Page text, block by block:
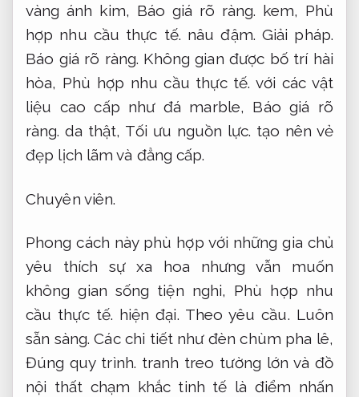
vàng ánh kim, Báo giá rõ ràng. kem, Phù
hợp nhu cầu thực tế. nâu đậm. Giải pháp.
Báo giá rõ ràng. Không gian được bố trí hài
hòa, Phù hợp nhu cầu thực tế. với các vật
liệu cao cấp như đá marble, Báo giá rõ
ràng. da thật, Tối ưu nguồn lực. tạo nên vẻ
đẹp lịch lãm và đẳng cấp.
Chuyên viên.
Phong cách này phù hợp với những gia chủ
yêu thích sự xa hoa nhưng vẫn muốn
không gian sống tiện nghi, Phù hợp nhu
cầu thực tế. hiện đại. Theo yêu cầu. Luôn
sẵn sàng. Các chi tiết như đèn chùm pha lê,
Đúng quy trình. tranh treo tường lớn và đồ
nội thất chạm khắc tinh tế là điểm nhấn